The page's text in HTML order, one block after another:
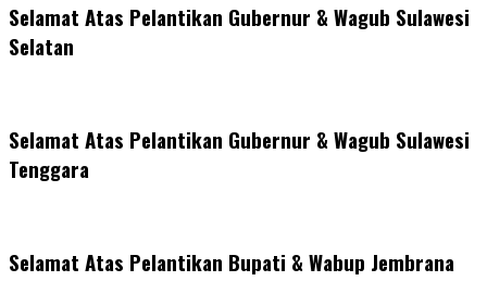
Selamat Atas Pelantikan Gubernur & Wagub Sulawesi
Selatan
Selamat Atas Pelantikan Gubernur & Wagub Sulawesi
Tenggara
Selamat Atas Pelantikan Bupati & Wabup Jembrana